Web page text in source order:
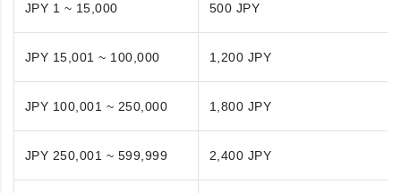
JPY 1 ~ 15,000 500 JPY
JPY 15,001 ~ 100,000 1,200 JPY
JPY 100,001 ~ 250,000 1,800 JPY
JPY 250,001 ~ 599,999 2,400 JPY